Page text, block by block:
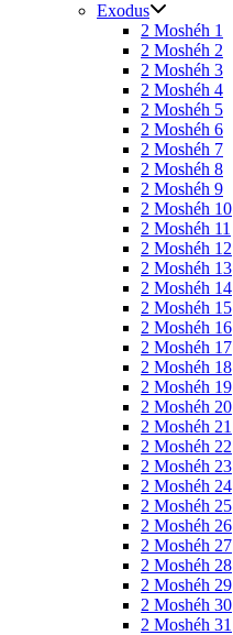
Exodus
2 Moshéh 1
2 Moshéh 2
2 Moshéh 3
2 Moshéh 4
2 Moshéh 5
2 Moshéh 6
2 Moshéh 7
2 Moshéh 8
2 Moshéh 9
2 Moshéh 10
2 Moshéh 11
2 Moshéh 12
2 Moshéh 13
2 Moshéh 14
2 Moshéh 15
2 Moshéh 16
2 Moshéh 17
2 Moshéh 18
2 Moshéh 19
2 Moshéh 20
2 Moshéh 21
2 Moshéh 22
2 Moshéh 23
2 Moshéh 24
2 Moshéh 25
2 Moshéh 26
2 Moshéh 27
2 Moshéh 28
2 Moshéh 29
2 Moshéh 30
2 Moshéh 31